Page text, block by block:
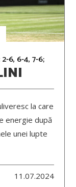
6, 6-4, 7-6;
la care
energie după
unei lupte
11.07.2024